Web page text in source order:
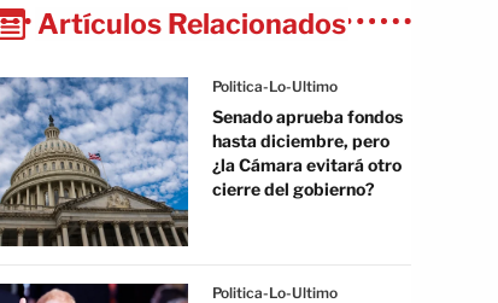
Artículos Relacionados
Politica-Lo-Ultimo
Senado aprueba fondos
hasta diciembre, pero
¿la Cámara evitará otro
cierre del gobierno?
Politica-Lo-Ultimo